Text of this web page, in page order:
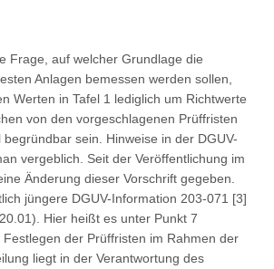
Frage, auf welcher Grundlage die
Anlagen bemessen werden sollen,
Werten in Tafel 1 lediglich um Richtwerte
von den vorgeschlagenen Prüffristen
sein. Hinweise in der DGUV-
vergeblich. Seit der Veröffentlichung im
Änderung dieser Vorschrift gegeben.
jüngere DGUV-Information 203-071 [3]
Hier heißt es unter Punkt 7
der Prüffristen im Rahmen der
liegt in der Verantwortung des